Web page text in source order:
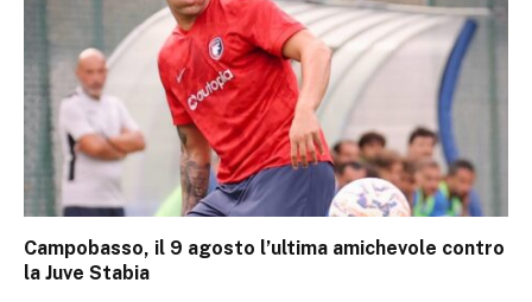
Campobasso, il 9 agosto l’ultima amichevole contro
la Juve Stabia